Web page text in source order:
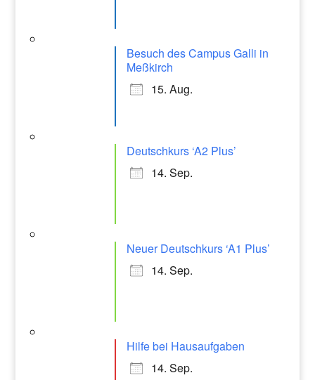
Besuch des Campus Galli in
Meßkirch
15. Aug.
Deutschkurs ‘A2 Plus’
14. Sep.
Neuer Deutschkurs ‘A1 Plus’
14. Sep.
Hilfe bei Hausaufgaben
14. Sep.